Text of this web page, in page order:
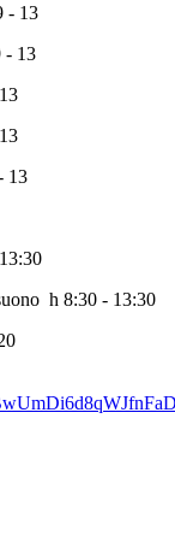
- 13
- 13
13
h 8:30 - 13:30